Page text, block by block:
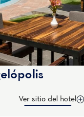
Ver sitio del hotel